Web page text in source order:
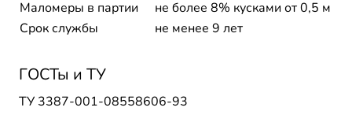
Маломеры в партии
не более 8% кусками от 0,5 м
Срок службы
не менее 9 лет
ГОСТы и ТУ
ТУ 3387-001-08558606-93